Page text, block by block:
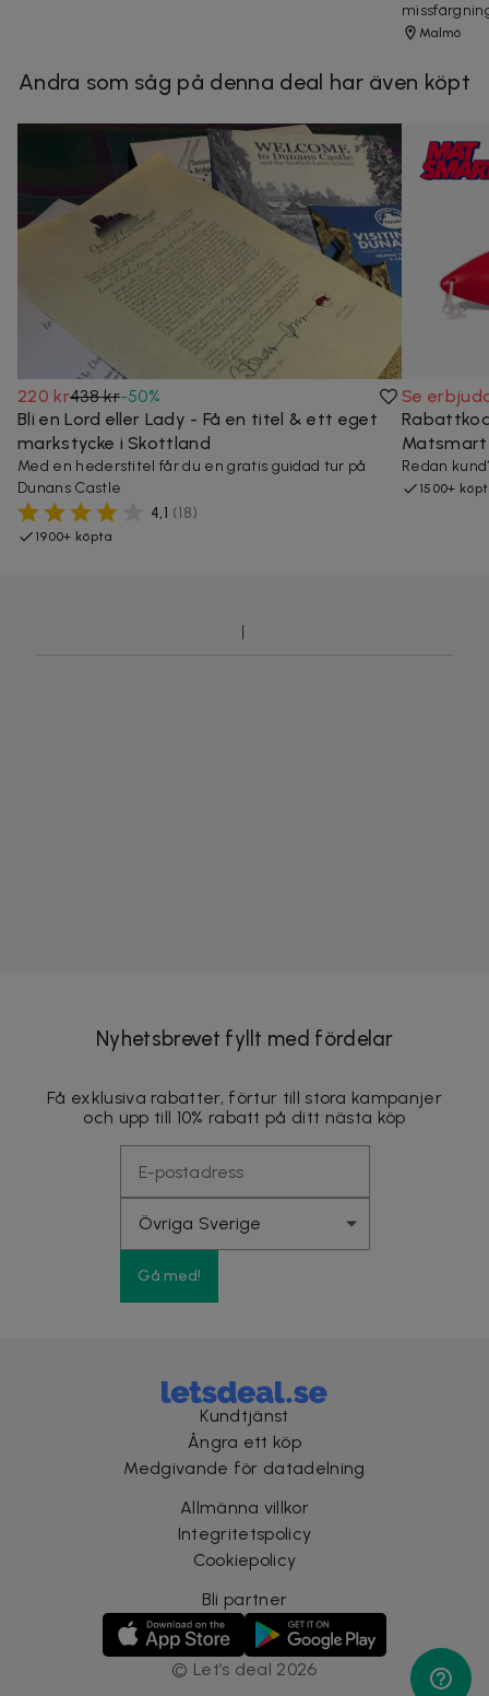
Malmö
Andra som såg på denna deal har även köpt
220 kr438 kr-50%
Bli en Lord eller Lady - Få en titel & ett eget
markstycke i Skottland
Med en hederstitel får du en gratis guidad tur på
Dunans Castle
4,1 (18)
1900+ köpta
Se
Matsmart
Redan
1500+
Nyhetsbrevet fyllt med fördelar
Få exklusiva rabatter, förtur till stora kampanjer
och upp till 10% rabatt på ditt nästa köp
Gå med!
Kundtjänst
Ångra ett köp
Medgivande för datadelning
Allmänna villkor
Integritetspolicy
Cookiepolicy
Bli partner
© Let’s deal 2026